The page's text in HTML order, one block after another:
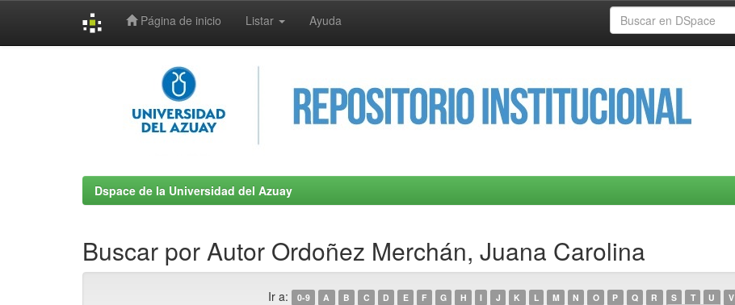
Página de inicio Listar Ayuda
Dspace de la Universidad del Azuay
Buscar por Autor Ordoñez Merchán, Juana Carolina
Ir a: 0-9 A B C D E F G H I J K L M N O P Q R S T U V